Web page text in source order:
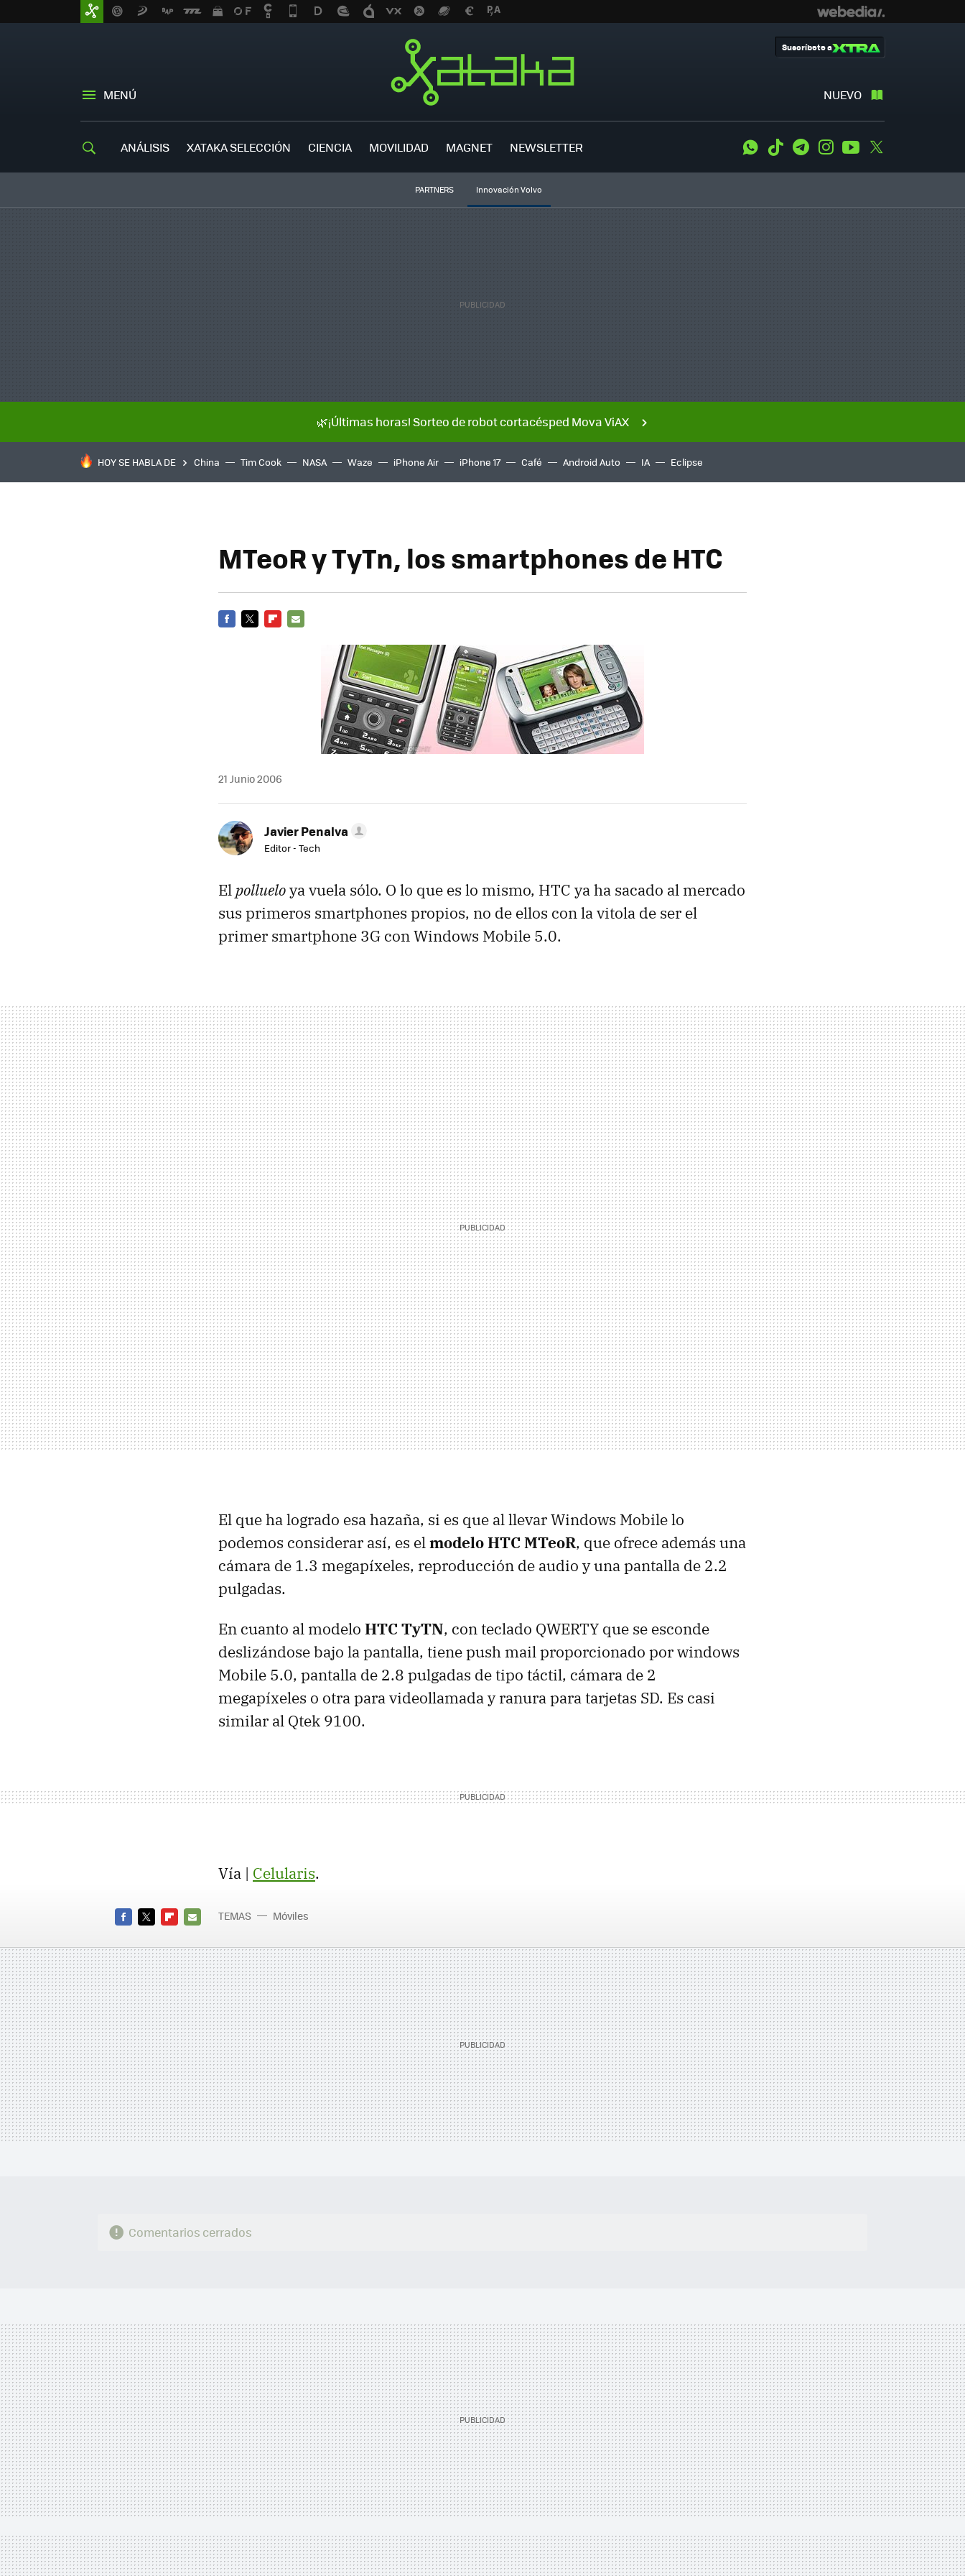
MENÚ NUEVO
Suscríbete a
ANÁLISIS XATAKA SELECCIÓN CIENCIA MOVILIDAD MAGNET NEWSLETTER WhatsApp
Tiktok TelegramInstagramYoutube
PARTNERS Innovación Volvo
🌿¡Últimas horas! Sorteo de robot cortacésped Mova ViAX
HOY SE HABLA DE China Tim Cook NASA Waze iPhone Air iPhone 17 Café Android Auto IA Eclipse
MTeoR y TyTn, los smartphones de HTC
21 Junio 2006
Javier Penalva
Editor - Tech
Elpollueloya vuela sólo. O lo que es lo mismo, HTC ya ha sacado al mercado
sus primeros smartphones propios, no de ellos con la vitola de ser el
primer smartphone 3G con Windows Mobile 5.0.
El que ha logrado esa hazaña, si es que al llevar Windows Mobile lo
podemos considerar así, es elmodelo HTC MTeoR, que ofrece además una
cámara de 1.3 megapíxeles, reproducción de audio y una pantalla de 2.2
pulgadas.
En cuanto al modelo HTC TyTN, con teclado QWERTY que se esconde
deslizándose bajo la pantalla, tiene push mail proporcionado por windows
Mobile 5.0, pantalla de 2.8 pulgadas de tipo táctil, cámara de 2
megapíxeles o otra para videollamada y ranura para tarjetas SD. Es casi
similar al Qtek 9100.
Vía | Celularis.
MAIL
TEMAS Móviles
Comentarios cerrados